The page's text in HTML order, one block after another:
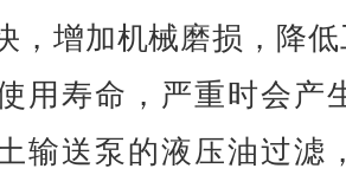
，增加机械磨损，降
用寿命，严重时会产
输送泵的液压油过滤